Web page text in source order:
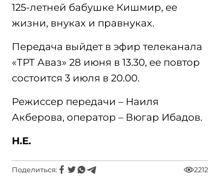
125-летней бабушке Кишмир, ее
жизни, внуках и правнуках.
Передача выйдет в эфир телеканала
«ТРТ Аваз» 28 июня в 13.30, ее повтор
состоится 3 июля в 20.00.
Режиссер передачи – Наиля
Акберова, оператор – Вюгар Ибадов.
Н.Е.
Поделиться: 2212